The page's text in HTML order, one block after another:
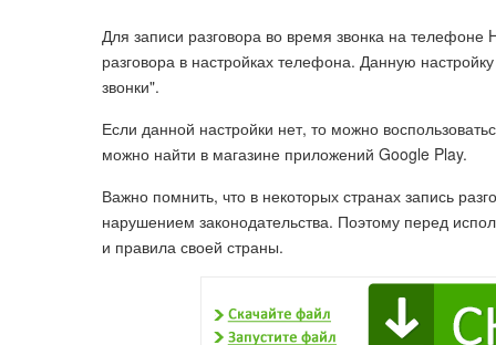
Для записи разговора во время звонка на
разговора в настройках телефона. Данную
звонки".
Если данной настройки нет, то можно
можно найти в магазине приложений Google Play.
Важно помнить, что в некоторых странах запись
нарушением законодательства. Поэтому перед
и правила своей страны.